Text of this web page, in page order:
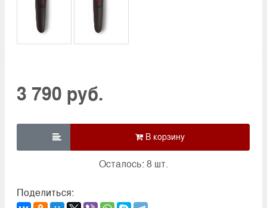
3 790 руб.

Осталось: 8 шт.
Поделиться: